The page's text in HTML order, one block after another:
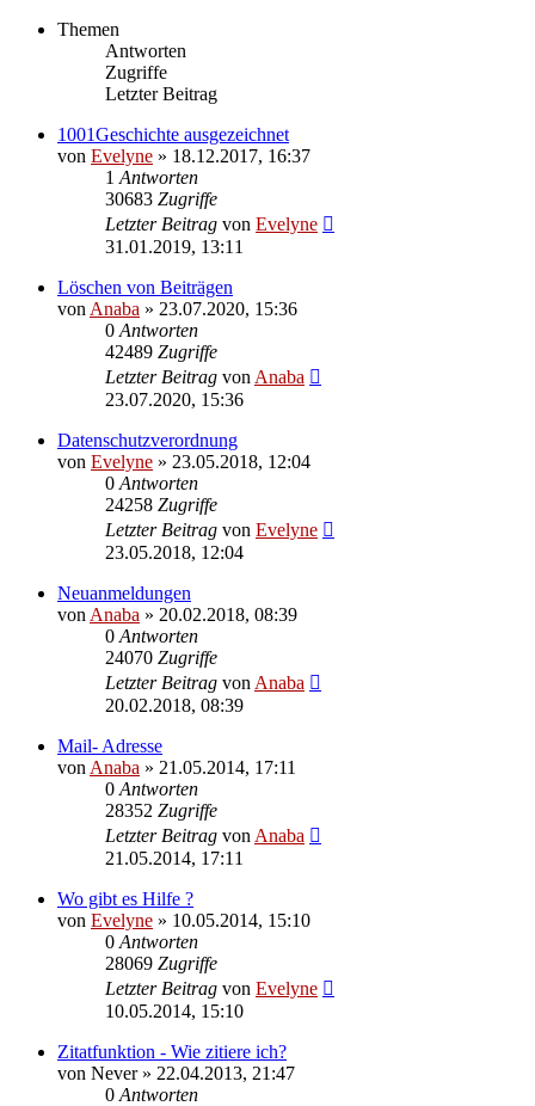
Themen
Antworten
Zugriffe
Letzter Beitrag
1001Geschichte ausgezeichnet
von Evelyne » 18.12.2017, 16:37
1 Antworten
30683 Zugriffe
Letzter Beitrag von Evelyne
31.01.2019, 13:11
Löschen von Beiträgen
von Anaba » 23.07.2020, 15:36
0 Antworten
42489 Zugriffe
Letzter Beitrag von Anaba
23.07.2020, 15:36
Datenschutzverordnung
von Evelyne » 23.05.2018, 12:04
0 Antworten
24258 Zugriffe
Letzter Beitrag von Evelyne
23.05.2018, 12:04
Neuanmeldungen
von Anaba » 20.02.2018, 08:39
0 Antworten
24070 Zugriffe
Letzter Beitrag von Anaba
20.02.2018, 08:39
Mail- Adresse
von Anaba » 21.05.2014, 17:11
0 Antworten
28352 Zugriffe
Letzter Beitrag von Anaba
21.05.2014, 17:11
Wo gibt es Hilfe ?
von Evelyne » 10.05.2014, 15:10
0 Antworten
28069 Zugriffe
Letzter Beitrag von Evelyne
10.05.2014, 15:10
Zitatfunktion - Wie zitiere ich?
von Never» 22.04.2013, 21:47
0 Antworten